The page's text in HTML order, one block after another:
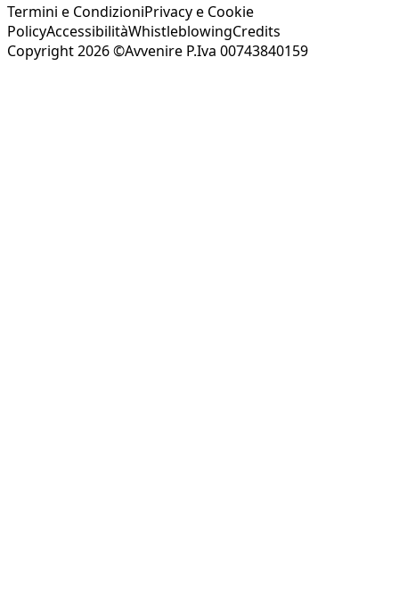
Termini e CondizioniPrivacy e Cookie
PolicyAccessibilitàWhistleblowingCredits
Copyright 2026 ©Avvenire P.Iva 00743840159